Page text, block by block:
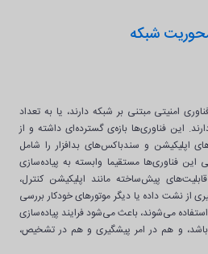
امنیتی مبتنی بر شبکه دارند، یا به تعداد
این فناوری‌ها بازه‌ی گسترده‌ای داشته و از
اپلیکیشن و سندباکس‌های بدافزار را شامل
این فناوری‌ها مستقیما وابسته به پیاده‌سازی
پیش‌ساخته مانند اپلیکیشن کنترل،
از نشت داده یا دیگر موتورهای خودکار بررسی
می‌شوند، باعث می‌شود فرایند پیاده‌سازی
و هم در امر پیشگیری و هم در تشخیص،